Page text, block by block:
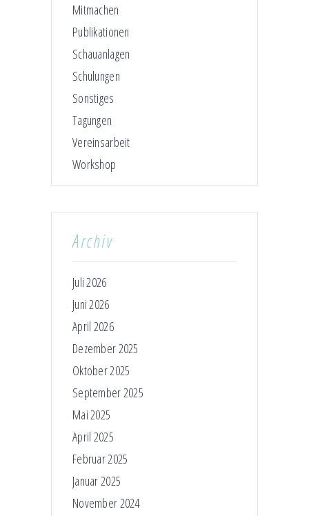
Mitmachen
Publikationen
Schauanlagen
Schulungen
Sonstiges
Tagungen
Vereinsarbeit
Workshop
Archiv
Juli 2026
Juni 2026
April 2026
Dezember 2025
Oktober 2025
September 2025
Mai 2025
April 2025
Februar 2025
Januar 2025
November 2024